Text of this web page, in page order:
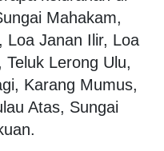
Mahakam,
Loa Janan Ilir, Loa
Lerong Ulu,
Karang Mumus,
Atas, Sungai